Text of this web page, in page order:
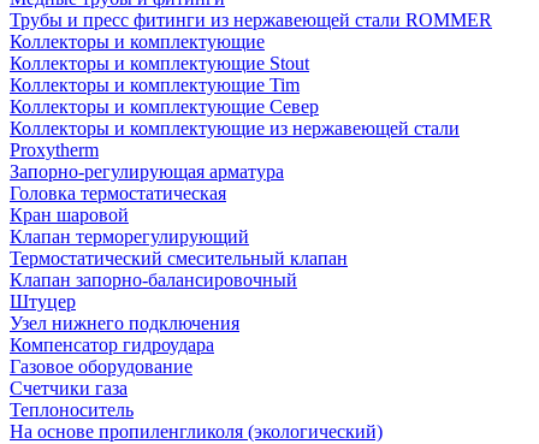
Трубы и пресс фитинги из нержавеющей стали ROMMER
Коллекторы и комплектующие
Коллекторы и комплектующие Stout
Коллекторы и комплектующие Tim
Коллекторы и комплектующие Север
Коллекторы и комплектующие из нержавеющей стали
Proxytherm
Запорно-регулирующая арматура
Головка термостатическая
Кран шаровой
Клапан терморегулирующий
Термостатический смесительный клапан
Клапан запорно-балансировочный
Штуцер
Узел нижнего подключения
Компенсатор гидроудара
Газовое оборудование
Счетчики газа
Теплоноситель
На основе пропиленгликоля (экологический)